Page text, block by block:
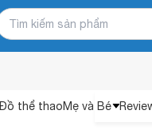
Đồ thể thaoMẹ và Bé